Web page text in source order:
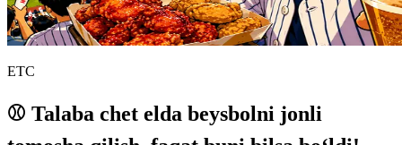
ETC
⚾ Talaba chet elda beysbolni jonli